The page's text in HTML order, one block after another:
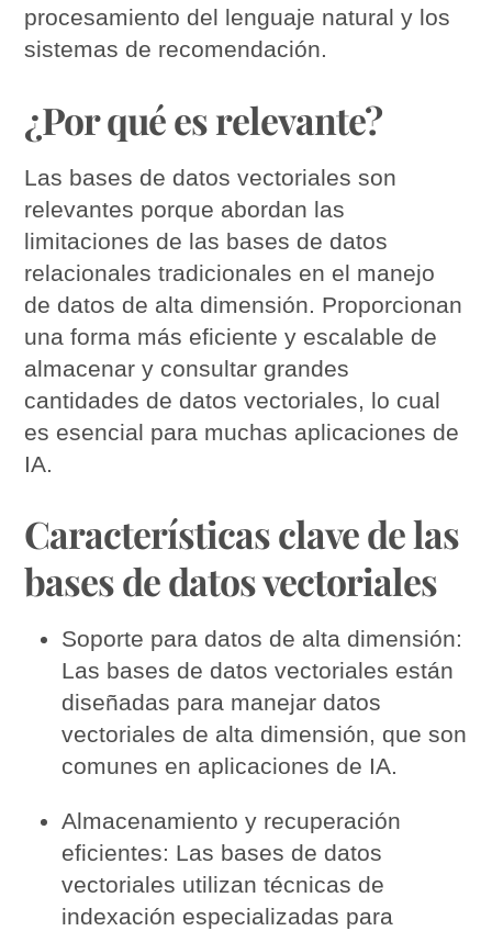
procesamiento del lenguaje natural y los
sistemas de recomendación.
¿Por qué es relevante?
Las bases de datos vectoriales son
relevantes porque abordan las
limitaciones de las bases de datos
relacionales tradicionales en el manejo
de datos de alta dimensión. Proporcionan
una forma más eficiente y escalable de
almacenar y consultar grandes
cantidades de datos vectoriales, lo cual
es esencial para muchas aplicaciones de
IA.
Características clave de las
bases de datos vectoriales
Soporte para datos de alta dimensión:
Las bases de datos vectoriales están
diseñadas para manejar datos
vectoriales de alta dimensión, que son
comunes en aplicaciones de IA.
Almacenamiento y recuperación
eficientes: Las bases de datos
vectoriales utilizan técnicas de
indexación especializadas para